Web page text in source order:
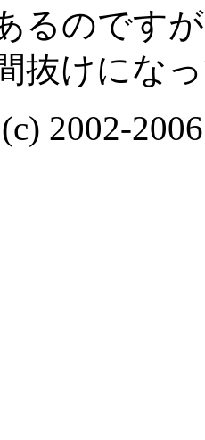
るのです
抜けにな
2002-